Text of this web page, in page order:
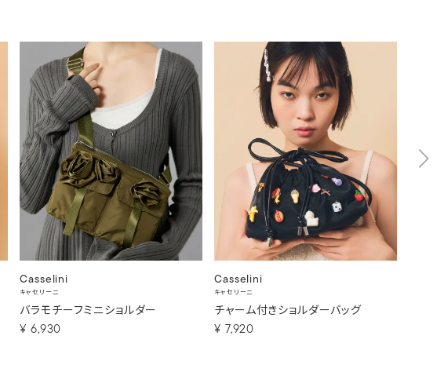
Casselini
キャセリーニ
バラモチーフミニショルダー
¥ 6,930
Casselini
キャセリーニ
チャーム付きショルダーバッグ
¥ 7,920